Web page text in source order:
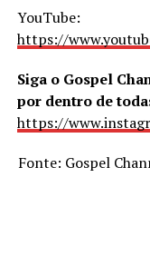
YouTube:
https://
Siga o Gospel
por dentro de
https://
Fonte: Gospel